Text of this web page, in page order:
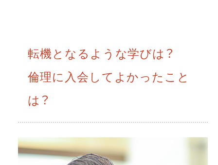
転機となるような学びは？
倫理に入会してよかったこと
は？